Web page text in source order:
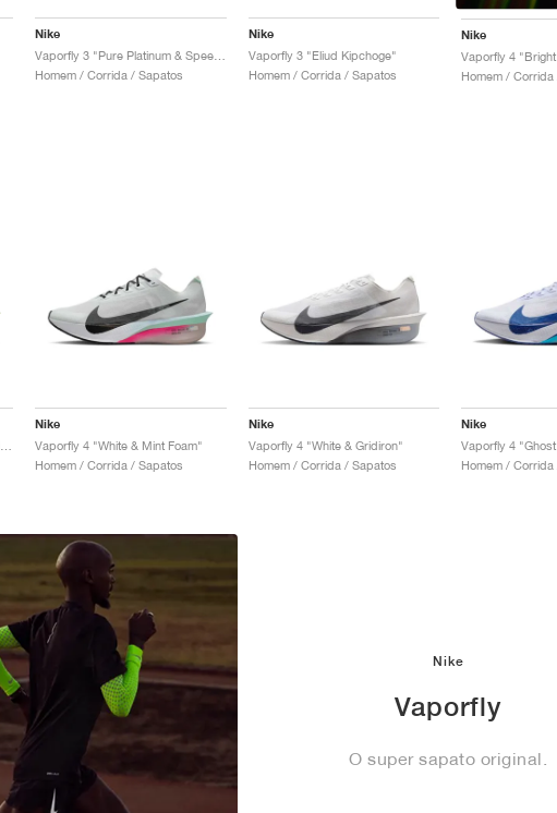
Nike
Vaporfly
O super sapato original.
Nike
Vaporfly 3 "Pure Platinum & Speed Red"
Homem / Corrida / Sapatos
Nike
Vaporfly 3 "Eliud Kipchoge"
Homem / Corrida / Sapatos
Nike
Vaporfly 4
Homem /
Nike
Vaporfly 4 "White & Mint Foam"
Homem / Corrida / Sapatos
Nike
Vaporfly 4 "White & Gridiron"
Homem / Corrida / Sapatos
Nike
Vaporfly 4
Homem /